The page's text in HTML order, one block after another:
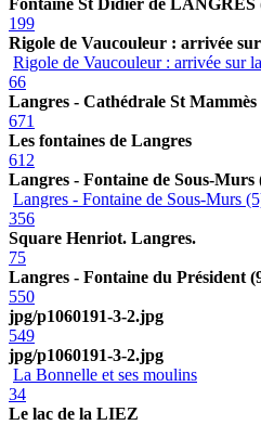
199
Rigole de Vaucouleur : arrivée
Rigole de Vaucouleur : arrivée sur
66
Langres - Cathédrale St Mammès
671
Les fontaines de Langres
612
Langres - Fontaine de Sous-Murs
Langres - Fontaine de Sous-Murs
356
Square Henriot. Langres.
75
Langres - Fontaine du Président
550
jpg/p1060191-3-2.jpg
549
jpg/p1060191-3-2.jpg
La Bonnelle et ses moulins
34
Le lac de la LIEZ